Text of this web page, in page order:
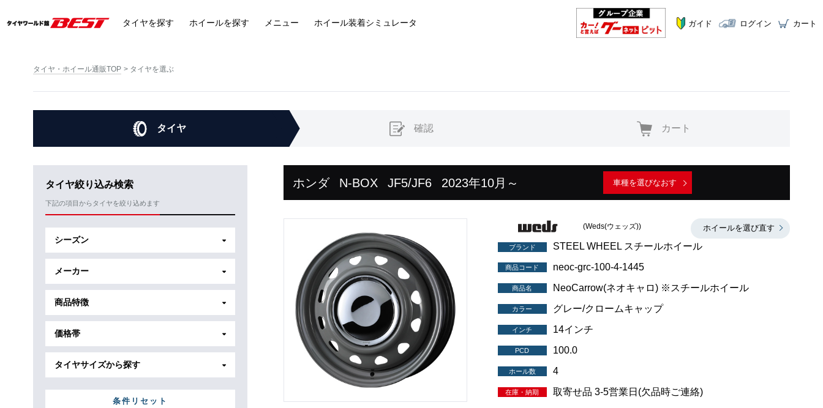
タイヤを探す ホイールを探す メニュー ホイール装着シミュレータ ガイド ログイン カート
タイヤ・ホイール通販TOP タイヤを選ぶ
タイヤ 確認 カート
タイヤ絞り込み検索
下記の項目からタイヤを絞り込めます
シーズン
メーカー
商品特徴
価格帯
タイヤサイズから探す
条件リセット
ホンダ N-BOX JF5/JF6 2023年10月～ 車種を選びなおす
ホイールを選び直す
(Weds(ウェッズ))
ブランド STEEL WHEEL スチールホイール
商品コード neoc-grc-100-4-1445
商品名 NeoCarrow(ネオキャロ) ※スチールホイール
カラー グレー/クロームキャップ
インチ 14インチ
PCD 100.0
ホール数 4
在庫・納期 取寄せ品 3-5営業日(欠品時ご連絡)